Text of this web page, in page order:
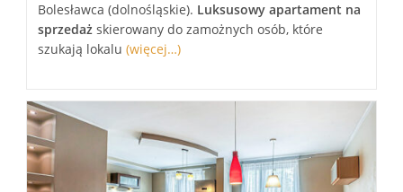
Bolesławca (dolnośląskie). Luksusowy apartament na
sprzedaż skierowany do zamożnych osób, które
szukają lokalu(więcej…)